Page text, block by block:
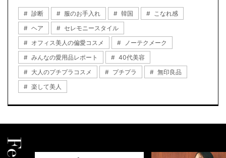
診断 服のお手入れ 韓国
こなれ感
ヘア
セレモニースタイル
オフィス美人の偏愛コスメ
ノーテクメーク
みんなの愛用品レポート
40代美容
大人のプチプラコスメ
プチプラ
無印良品
楽して美人